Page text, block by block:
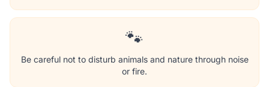
🐾
Be careful not to disturb animals and nature through noise
or fire.